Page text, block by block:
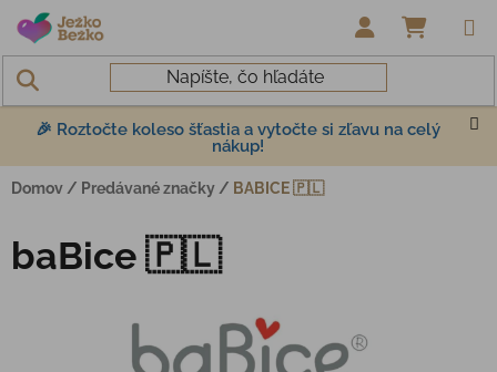
Prejsť na obsah
🎉 Roztočte koleso šťastia a vytočte si zľavu na celý
nákup!
Domov / Predávané značky / BABICE 🇵🇱
baBice 🇵🇱